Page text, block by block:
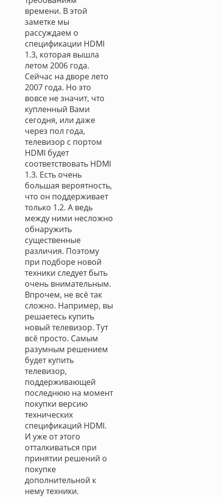
времени. В этой
заметке мы
рассуждаем о
спецификации HDMI
1.3, которая вышла
летом 2006 года.
Сейчас на дворе лето
2007 года. Но это
вовсе не значит, что
купленный Вами
сегодня, или даже
через пол года,
телевизор с портом
HDMI будет
соответствовать HDMI
1.3. Есть очень
большая вероятность,
что он поддерживает
только 1.2. А ведь
между ними несложно
обнаружить
существенные
различия. Поэтому
при подборе новой
техники следует быть
очень внимательным.
Впрочем, не всё так
сложно. Например, вы
решаетесь купить
новый телевизор. Тут
всё просто. Самым
разумным решением
будет купить
телевизор,
поддерживающей
последнюю на момент
покупки версию
технических
спецификаций HDMI.
И уже от этого
отталкиваться при
принятии решений о
покупке
дополнительной к
нему техники.